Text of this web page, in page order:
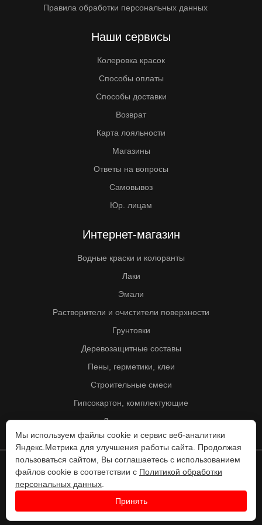
Правила обработки персональных данных
Наши сервисы
Колеровка красок
Способы оплаты
Способы доставки
Возврат
Карта лояльности
Магазины
Ответы на вопросы
Самовывоз
Юр. лицам
Интернет-магазин
Водные краски и колоранты
Лаки
Эмали
Растворители и очистители поверхности
Грунтовки
Деревозащитные составы
Пены, герметики, клеи
Строительные смеси
Гипсокартон, комплектующие
Другие товары
© Колорит 1995 - 2026
Разработка веб-сайта -
Мы используем файлы cookie и сервис веб-аналитики
Яндекс.Метрика для улучшения работы сайта. Продолжая
пользоваться сайтом, Вы соглашаетесь с использованием
файлов cookie в соответствии с Политикой обработки
персональных данных
Принять